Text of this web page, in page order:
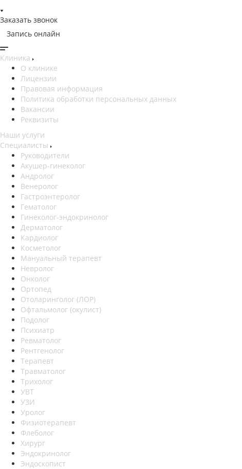
Заказать звонок
Запись онлайн
Клиника
О клинике
Лицензии
Правовая информация
Политика обработки персональных данных
Вакансии
Реквизиты
Наши услуги
Специалисты
Руководители
Акушер-гинеколог
Андролог
Венеролог
Гастроэнтеролог
Гематолог
Гинеколог-эндокринолог
Дерматолог
Кардиолог
Косметолог
Мануальный терапевт
Невролог
Онколог
Ортопед
Отоларинголог (ЛОР)
Офтальмолог (окулист)
Подолог
Психиатр
Ревматолог
Рентгенолог
Терапевт
Травматолог
Трихолог
УВТ
УЗИ
Уролог
Физиотерапевт
Флеболог
Хирург
Эндокринолог
Эндоскопист